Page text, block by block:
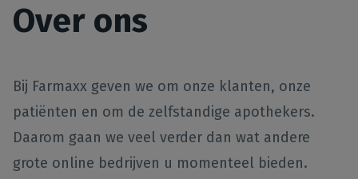
Over ons
Bij Farmaxx geven we om onze klanten, onze
patiënten en om de zelfstandige apothekers.
Daarom gaan we veel verder dan wat andere
grote online bedrijven u momenteel bieden.